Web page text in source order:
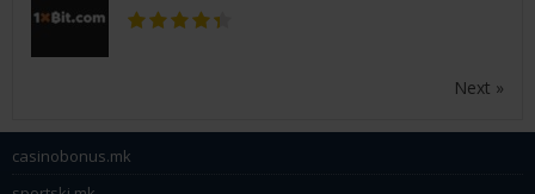
Next »
casinobonus.mk